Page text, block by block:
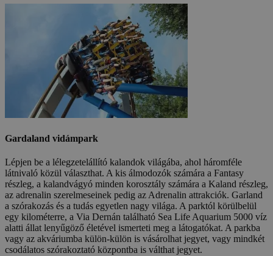
Gardaland vidámpark
Lépjen be a lélegzetelállító kalandok világába, ahol háromféle
látnivaló közül választhat. A kis álmodozók számára a Fantasy
részleg, a kalandvágyó minden korosztály számára a Kaland részleg,
az adrenalin szerelmeseinek pedig az Adrenalin attrakciók. Garland
a szórakozás és a tudás egyetlen nagy világa. A parktól körülbelül
egy kilométerre, a Via Dernán található Sea Life Aquarium 5000 víz
alatti állat lenyűgöző életével ismerteti meg a látogatókat. A parkba
vagy az akváriumba külön-külön is vásárolhat jegyet, vagy mindkét
csodálatos szórakoztató központba is válthat jegyet.